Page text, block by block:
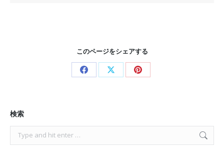
このページをシェアする
Share Share Share
検索
Search: